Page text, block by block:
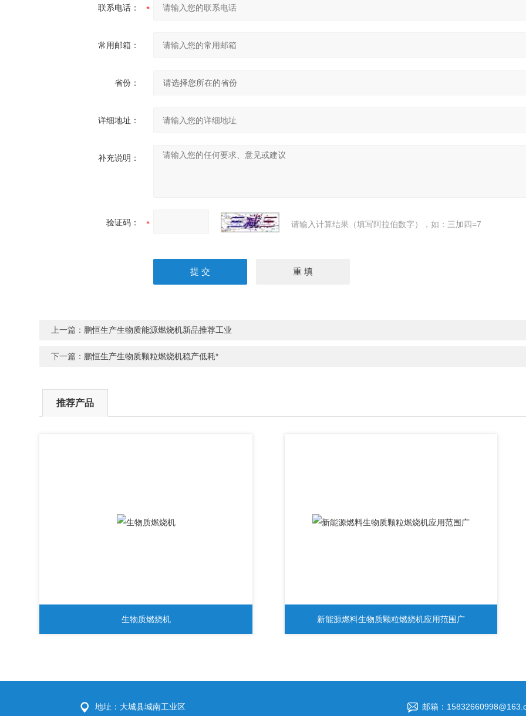
联系电话：
常用邮箱：
省份：
详细地址：
补充说明：
验证码： 请输入计算结果（填写阿拉伯数字），如：三加四=7
上一篇： 鹏恒生产生物质能源燃烧机新品推荐工业
下一篇： 鹏恒生产生物质颗粒燃烧机稳产低耗*
推荐产品
生物质燃烧机 新能源燃料生物质颗粒燃烧机应用范围广
地址：大城县城南工业区 邮箱：